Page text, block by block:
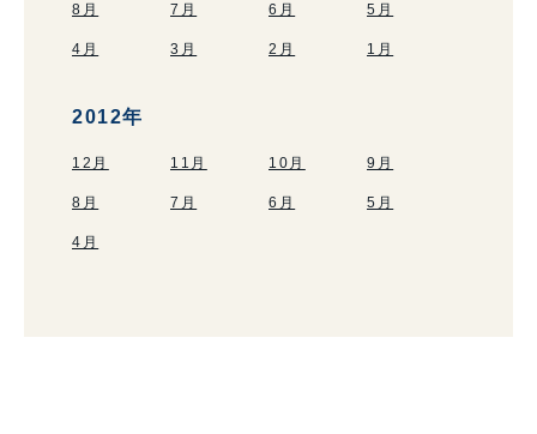
8月 7月 6月 5月
4月 3月 2月 1月
2012年
12月 11月 10月 9月
8月 7月 6月 5月
4月